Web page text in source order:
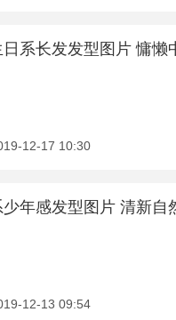
日系长发发型图片 慵懒
12-17 10:30
少年感发型图片 清新自
12-13 09:54